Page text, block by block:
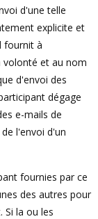
d'une telle
explicite et
fournit à
volonté et au nom
d'envoi des
dégage
e-mails de
l'envoi d'un
fournies par ce
des autres pour
Si la ou les